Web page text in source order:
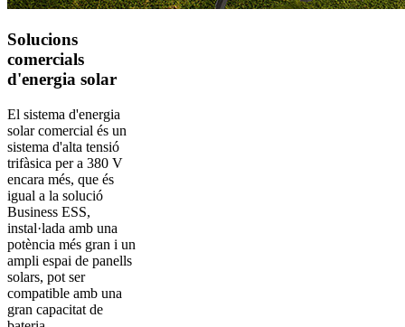
Solucions
comercials
d'energia solar
El sistema d'energia
solar comercial és un
sistema d'alta tensió
trifàsica per a 380 V
encara més, que és
igual a la solució
Business ESS,
instal·lada amb una
potència més gran i un
ampli espai de panells
solars, pot ser
compatible amb una
gran capacitat de